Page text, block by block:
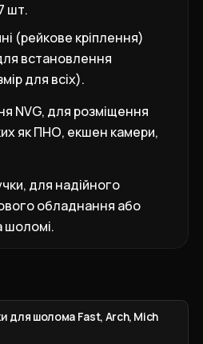
шт.
(рейкове кріплення)
встановлення
для всіх).
NVG, для розміщення
як ПНО, екшен камери,
для надійного
обладнання або
шоломі.
для шолома Fast, Arch, Mich